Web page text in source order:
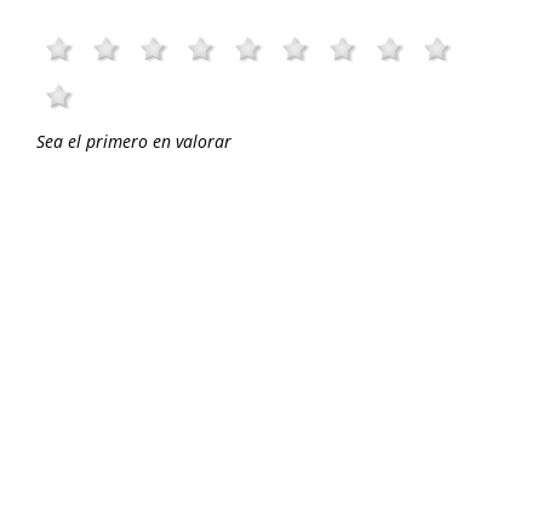
Sea el primero en valorar